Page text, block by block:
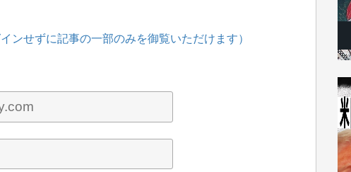
ンせずに記事の一部のみを御覧いただけます）